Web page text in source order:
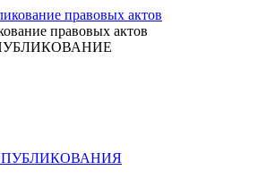
правовых актов